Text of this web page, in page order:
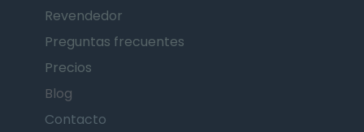
Revendedor
Preguntas frecuentes
Precios
Blog
Contacto